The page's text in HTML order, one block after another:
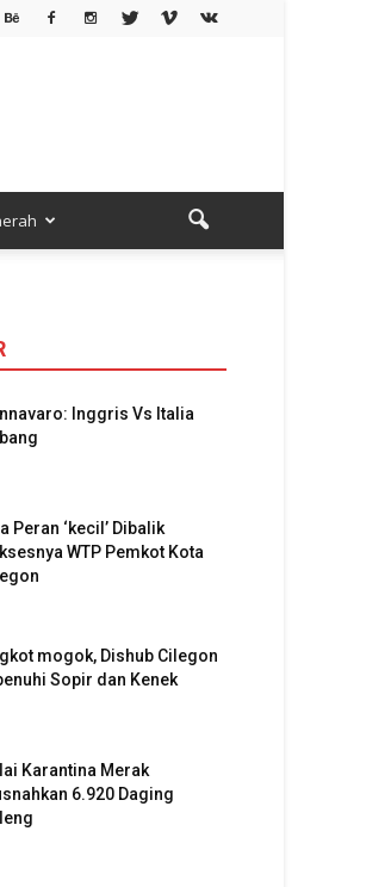
Inggris Vs Italia
Peran ‘kecil’ Dibalik
WTP Pemkot Kota
mogok, Dishub Cilegon
Sopir dan Kenek
Karantina Merak
6.920 Daging